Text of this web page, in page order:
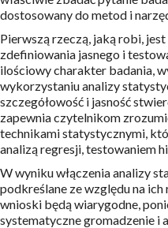
dostosowany do metod i
Pierwszą rzeczą, jaką robi,
zdefiniowania jasnego i
ilościowy charakter badania,
wykorzystaniu analizy
szczegółowość i jasność
zapewnia czytelnikom
technikami statystycznymi,
analizą regresji, testowaniem
W wyniku włączenia analizy
podkreślane ze względu na
wnioski będą wiarygodne,
systematyczne gromadzenie i